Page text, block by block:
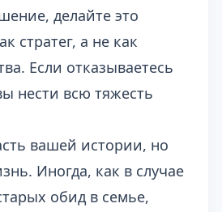
делайте это
стратег, а не как
Если отказываетесь
нести всю тяжесть
вашей истории, но
Иногда, как в случае
обид в семье,